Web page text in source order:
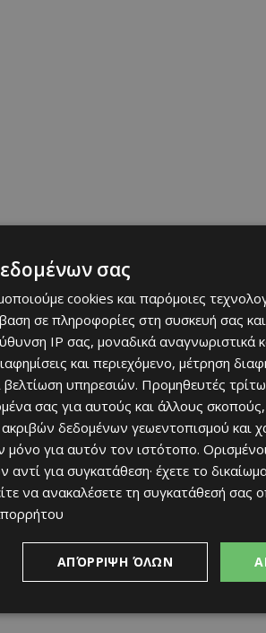
ταυτόχρονα σε περισσότερες από
οι καλλιτέχνες συμμετέχουν
ή μουσικού είδους. Είτε είσαι
μουσική σου με το κοινό.
σας
cookies και παρόμοιες
σε πληροφορίες στη συσκευή σας
IP σας, μοναδικά αναγνωριστικά
και περιεχόμενο, μέτρηση
υπηρεσιών. Προμηθευτές
σας για αυτούς και άλλους σκοπούς,
δεδομένων γεωεντοπισμού και
μόνο για αυτόν τον ιστότοπο.
για συγκατάθεση· έχετε το
να ανακαλέσετε τη συγκατάθεσή σας
ΑΠΌΡΡΙΨΗ ΌΛΩΝ